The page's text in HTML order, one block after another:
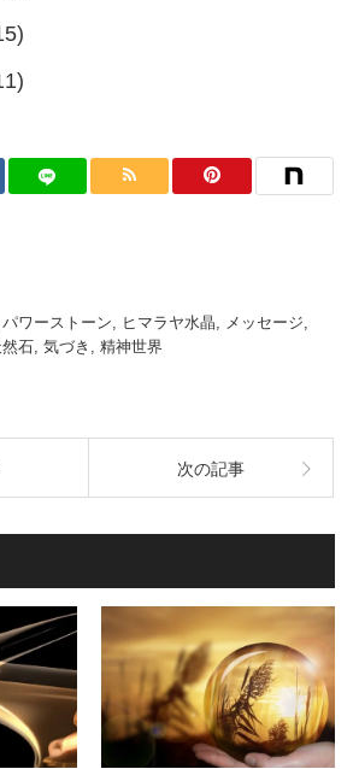
パワーストーン ヒマラヤ水晶 メッセージ
然石 気づき
精神世界
次の記事